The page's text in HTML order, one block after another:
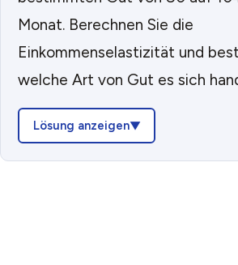
Monat. Berechnen Sie die
Einkommenselastizität und
welche Art von Gut es sich
Lösung anzeigen